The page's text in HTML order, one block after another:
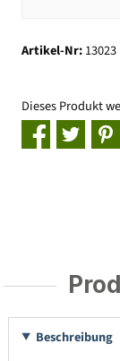
Artikel-Nr:13023
Dieses Produkt
Beschreibung